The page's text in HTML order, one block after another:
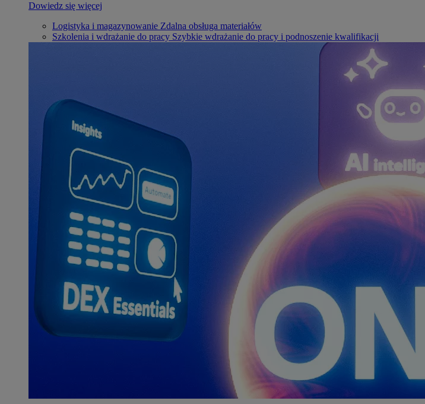
Dowiedz się więcej
Logistyka i magazynowanie Zdalna obsługa materiałów
Szkolenia i wdrażanie do pracy Szybkie wdrażanie do pracy i podnoszenie kwalifikacji